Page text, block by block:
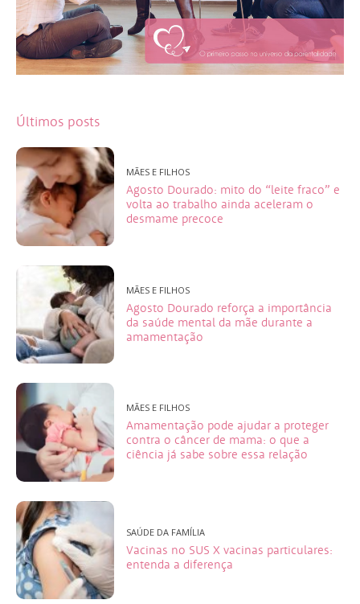
Últimos posts
MÃES E FILHOS
Agosto Dourado: mito do “leite fraco” e
volta ao trabalho ainda aceleram o
desmame precoce
MÃES E FILHOS
Agosto Dourado reforça a importância
da saúde mental da mãe durante a
amamentação
MÃES E FILHOS
Amamentação pode ajudar a proteger
contra o câncer de mama: o que a
ciência já sabe sobre essa relação
SAÚDE DA FAMÍLIA
Vacinas no SUS X vacinas particulares:
entenda a diferença